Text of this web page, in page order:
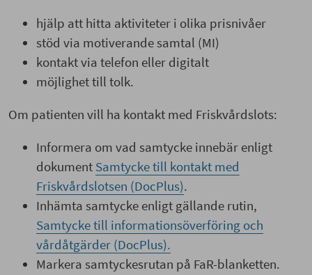
hjälp att hitta aktiviteter i olika prisnivåer
stöd via motiverande samtal (MI)
kontakt via telefon eller digitalt
möjlighet till tolk.
Om patienten vill ha kontakt med Friskvårdslots:
Informera om vad samtycke innebär enligt
dokument Samtycke till kontakt med
Friskvårdslotsen (DocPlus).
Inhämta samtycke enligt gällande rutin,
Samtycke till informationsöverföring och
vårdåtgärder (DocPlus).
Markera samtyckesrutan på FaR-blanketten.